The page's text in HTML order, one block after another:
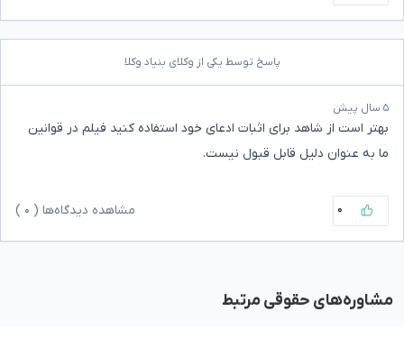
پاسخ توسط یکی از وکلای بنیاد وکلا
۵ سال پیش
بهتر است از شاهد برای اثبات ادعای خود استفاده کنید فیلم در قوانین
ما به عنوان دلیل قابل قبول نیست.
۰ مشاهده دیدگاه‌ها ( ۰
مشاوره‌های حقوقی مرتبط